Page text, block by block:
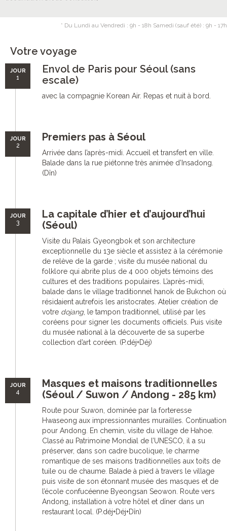
* Du Lundi au Vendredi : 9h - 18h Samedi (sauf été) : 9h - 17h
Votre voyage
JOUR
1
Envol de Paris pour Séoul (sans
escale)
avec la compagnie Korean Air. Repas et nuit à bord.
JOUR
2
Premiers pas à Séoul
Arrivée dans l’après-midi. Accueil et transfert en ville.
Balade dans la rue piétonne très animée d’Insadong.
(Dîn)
JOUR
3
La capitale d’hier et d’aujourd’hui
(Séoul)
Visite du Palais Gyeongbok et son architecture
exceptionnelle du 13e siècle et assistez à la cérémonie
de relève de la garde ; visite du musée national du
folklore qui abrite plus de 4 000 objets témoins des
cultures et des traditions populaires. L’après-midi,
balade dans le village traditionnel hanok de Bukchon où
résidaient autrefois les aristocrates. Atelier création de
votre dojang, le tampon traditionnel, utilisé par les
coréens pour signer les documents officiels. Puis visite
du musée national à la découverte de sa superbe
collection d’art coréen. (P.déj+Déj)
JOUR
4
Masques et maisons traditionnelles
(Séoul / Suwon / Andong - 285 km)
Route pour Suwon, dominée par la forteresse
Hwaseong aux impressionnantes murailles. Continuation
pour Andong. En chemin, visite du village de Hahoe.
Classé au Patrimoine Mondial de l’UNESCO, il a su
préserver, dans son cadre bucolique, le charme
romantique de ses maisons traditionnelles aux toits de
tuile ou de chaume. Balade à pied à travers le village
puis visite de son étonnant musée des masques et de
l’école confucéenne Byeongsan Seowon. Route vers
Andong, installation à votre hôtel et dîner dans un
restaurant local. (P.déj+Déj+Dîn)